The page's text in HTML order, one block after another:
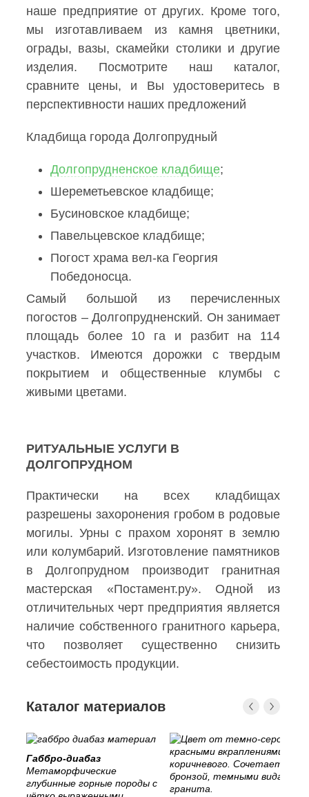
наше предприятие от других. Кроме того,
мы изготавливаем из камня цветники,
ограды, вазы, скамейки столики и другие
изделия. Посмотрите наш каталог,
сравните цены, и Вы удостоверитесь в
перспективности наших предложений
Кладбища города Долгопрудный
Долгопрудненское кладбище;
Шереметьевское кладбище;
Бусиновское кладбище;
Павельцевское кладбище;
Погост храма вел-ка Георгия
Победоносца.
Самый большой из перечисленных
погостов – Долгопрудненский. Он занимает
площадь более 10 га и разбит на 114
участков. Имеются дорожки с твердым
покрытием и общественные клумбы с
живыми цветами.
РИТУАЛЬНЫЕ УСЛУГИ В
ДОЛГОПРУДНОМ
Практически на всех кладбищах
разрешены захоронения гробом в родовые
могилы. Урны с прахом хоронят в землю
или колумбарий. Изготовление памятников
в Долгопрудном производит гранитная
мастерская «Постамент.ру». Одной из
отличительных черт предприятия является
наличие собственного гранитного карьера,
что позволяет существенно снизить
себестоимость продукции.
Каталог материалов
Габбро-диабаз
Метаморфические
глубинные горные породы с